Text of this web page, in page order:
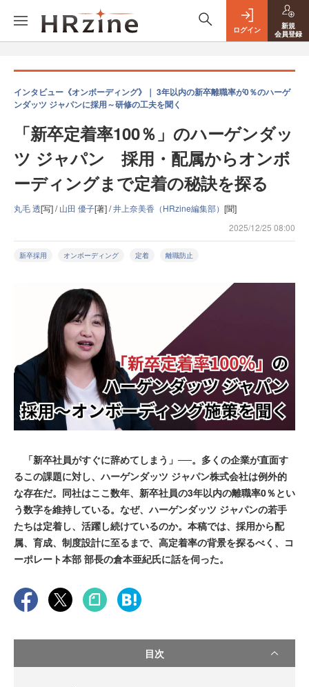
ログイン
新規
会員登録
インタビュー《オンボーディング》｜ 3年以内の新卒離職率が0％のハーゲ
ンダッツ ジャパンに採用～研修の工夫を聞く
「新卒定着率100％」のハーゲンダッ
ツ ジャパン 採用・配属からオンボ
ーディングまで定着の秘訣を探る
丸毛 透[写] /山田 優子[著] /井上奈美香（HRzine編集部） [聞]
2025/12/25 08:00
新卒採用 オンボーディング 定着 離職防止
「新卒社員がすぐに辞めてしまう」──。多くの企業が直面す
るこの課題に対し、ハーゲンダッツ ジャパン株式会社は例外的
な存在だ。同社はここ数年、新卒社員の3年以内の離職率0％とい
う数字を維持している。なぜ、ハーゲンダッツ ジャパンの若手
たちは定着し、活躍し続けているのか。本稿では、採用から配
属、育成、制度設計に至るまで、高定着率の背景を探るべく、コ
ーポレート本部 部長の倉本亜紀氏に話を伺った。
目次